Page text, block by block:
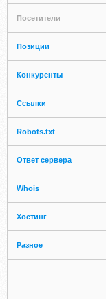
Посетители
Позиции
Конкуренты
Ссылки
Robots.txt
Ответ сервера
Whois
Хостинг
Разное